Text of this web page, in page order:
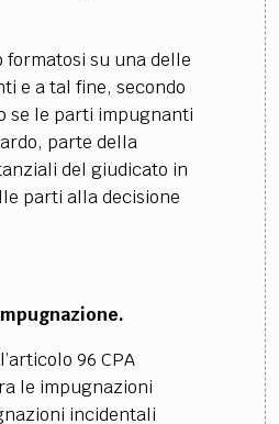
su una delle
e a tal fine, secondo
se le parti impugnanti
parte della
del giudicato in
parti alla decisione
96 CPA
le impugnazioni
incidentali